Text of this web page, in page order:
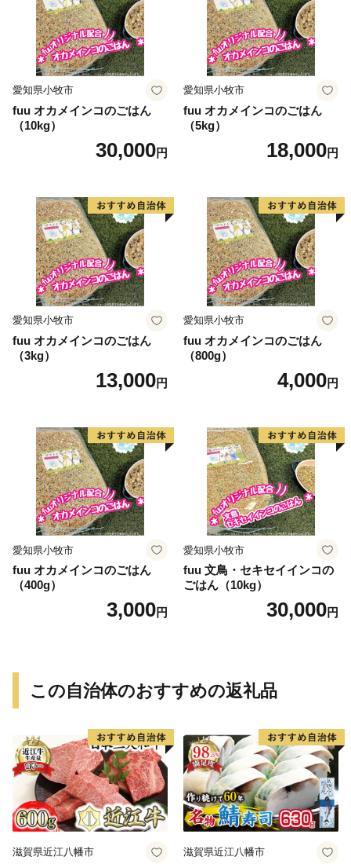
愛知県小牧市
fuu オカメインコのごはん
（10kg）
30,000円
愛知県小牧市
fuu オカメインコのごはん
（5kg）
18,000円
愛知県小牧市
fuu オカメインコのごはん
（3kg）
13,000円
愛知県小牧市
fuu オカメインコのごはん
（800g）
4,000円
愛知県小牧市
fuu オカメインコのごはん
（400g）
3,000円
愛知県小牧市
fuu 文鳥・セキセイインコの
ごはん（10kg）
30,000円
この自治体のおすすめの返礼品
滋賀県近江八幡市 滋賀県近江八幡市